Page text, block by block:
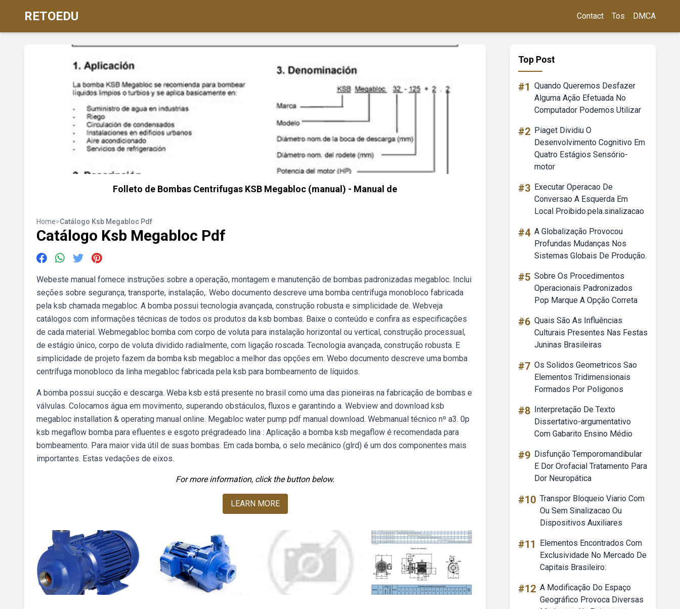
RETOEDU Contact Tos DMCA
Folleto de Bombas Centrifugas KSB Megabloc (manual) - Manual de
Home>Catálogo Ksb Megabloc Pdf
Catálogo Ksb Megabloc Pdf
Webeste manual fornece instruções sobre a operação, montagem e manutenção de bombas padronizadas megabloc. Inclui
seções sobre segurança, transporte, instalação,. Webo documento descreve uma bomba centrífuga monobloco fabricada
pela ksb chamada megabloc. A bomba possui tecnologia avançada, construção robusta e simplicidade de. Webveja
catálogos com informações técnicas de todos os produtos da ksb bombas. Baixe o conteúdo e confira as especificações
de cada material. Webmegabloc bomba com corpo de voluta para instalação horizontal ou vertical, construção processual,
de estágio único, corpo de voluta dividido radialmente, com ligação roscada. Tecnologia avançada, construção robusta. E
simplicidade de projeto fazem da bomba ksb megabloc a melhor das opções em. Webo documento descreve uma bomba
centrífuga monobloco da linha megabloc fabricada pela ksb para bombeamento de líquidos.
A bomba possui sucção e descarga. Weba ksb está presente no brasil como uma das pioneiras na fabricação de bombas e
válvulas. Colocamos água em movimento, superando obstáculos, fluxos e garantindo a. Webview and download ksb
megabloc installation & operating manual online. Megabloc water pump pdf manual download. Webmanual técnico nº a3. 0p
ksb megaflow bomba para efluentes e esgoto prégradeado lina : Aplicação a bomba ksb megaflow é recomendada para
bombeamento. Para maior vida útil de suas bombas. Em cada bomba, o selo mecânico (glrd) é um dos componentes mais
importantes. Estas vedações de eixos.
For more information, click the button below.
LEARN MORE
Top Post
#1 Quando Queremos Desfazer
Alguma Ação Efetuada No
Computador Podemos Utilizar
#2 Piaget Dividiu O
Desenvolvimento Cognitivo Em
Quatro Estágios Sensório-
motor
#3 Executar Operacao De
Conversao A Esquerda Em
Local Proibido.pela.sinalizacao
#4 A Globalização Provocou
Profundas Mudanças Nos
Sistemas Globais De Produção.
#5 Sobre Os Procedimentos
Operacionais Padronizados
Pop Marque A Opção Correta
#6 Quais São As Influências
Culturais Presentes Nas Festas
Juninas Brasileiras
#7 Os Solidos Geometricos Sao
Elementos Tridimensionais
Formados Por Poligonos
#8 Interpretação De Texto
Dissertativo-argumentativo
Com Gabarito Ensino Médio
#9 Disfunção Temporomandibular
E Dor Orofacial Tratamento Para
Dor Neuropática
#10 Transpor Bloqueio Viario Com
Ou Sem Sinalizacao Ou
Dispositivos Auxiliares
#11
Elementos Encontrados Com
Exclusividade No Mercado De
Capitais Brasileiro:
#12 A Modificação Do Espaço
Geográfico Provoca Diversas